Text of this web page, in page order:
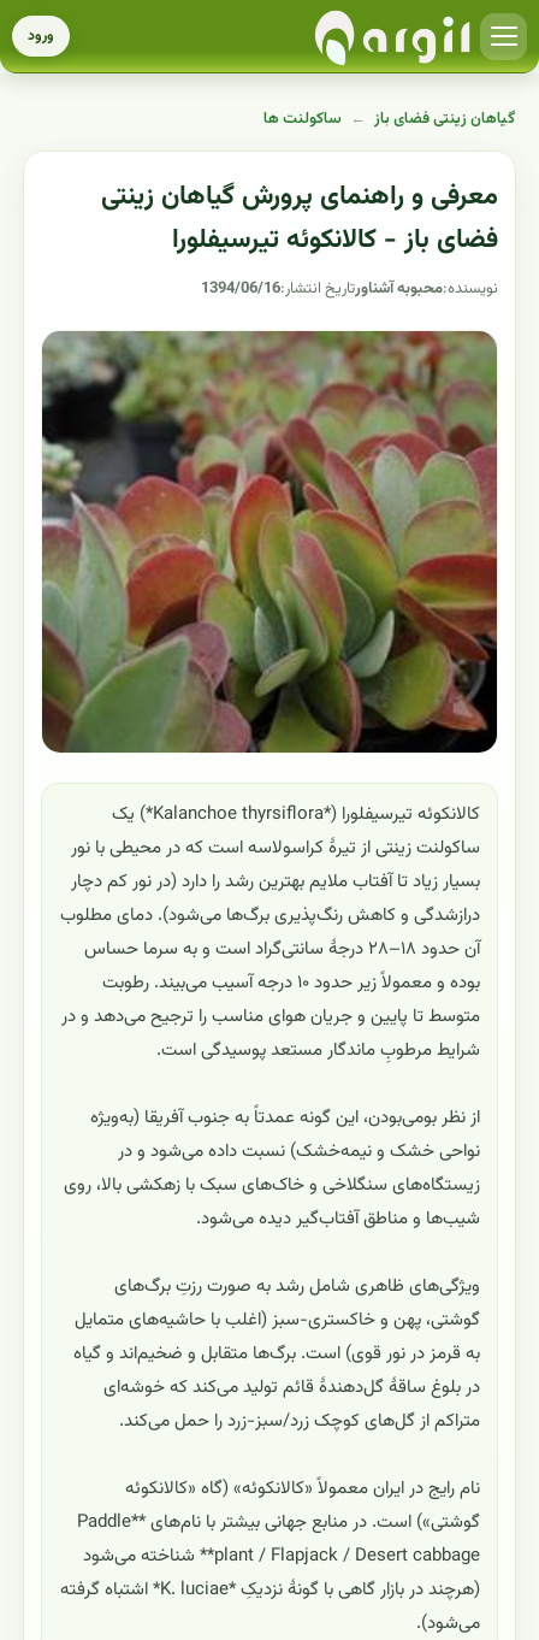
ورود
گیاهان زینتی فضای باز ← ساکولنت ها
معرفی و راهنمای پرورش گیاهان زینتی
فضای باز - کالانکوئه تیرسیفلورا
نویسنده:محبوبه آشناورتاریخ انتشار:1394/06/16
کالانکوئه تیرسیفلورا (*Kalanchoe thyrsiflora*) یک
ساکولنت زینتی از تیرهٔ کراسولاسه است که در محیطی با نور
بسیار زیاد تا آفتاب ملایم بهترین رشد را دارد (در نور کم دچار
درازشدگی و کاهش رنگ‌پذیری برگ‌ها می‌شود). دمای مطلوب
آن حدود ۱۸–۲۸ درجهٔ سانتی‌گراد است و به سرما حساس
بوده و معمولاً زیر حدود ۱۰ درجه آسیب می‌بیند. رطوبت
متوسط تا پایین و جریان هوای مناسب را ترجیح می‌دهد و در
شرایط مرطوبِ ماندگار مستعد پوسیدگی است.
از نظر بومی‌بودن، این گونه عمدتاً به جنوب آفریقا (به‌ویژه
نواحی خشک و نیمه‌خشک) نسبت داده می‌شود و در
زیستگاه‌های سنگلاخی و خاک‌های سبک با زهکشی بالا، روی
شیب‌ها و مناطق آفتاب‌گیر دیده می‌شود.
ویژگی‌های ظاهری شامل رشد به صورت رزتِ برگ‌های
گوشتی، پهن و خاکستری-سبز (اغلب با حاشیه‌های متمایل
به قرمز در نور قوی) است. برگ‌ها متقابل و ضخیم‌اند و گیاه
در بلوغ ساقهٔ گل‌دهندهٔ قائم تولید می‌کند که خوشه‌ای
متراکم از گل‌های کوچک زرد/سبز-زرد را حمل می‌کند.
نام رایج در ایران معمولاً «کالانکوئه» (گاه «کالانکوئه
گوشتی») است. در منابع جهانی بیشتر با نام‌های **Paddle
plant / Flapjack / Desert cabbage** شناخته می‌شود
(هرچند در بازار گاهی با گونهٔ نزدیکِ *K. luciae* اشتباه گرفته
می‌شود).